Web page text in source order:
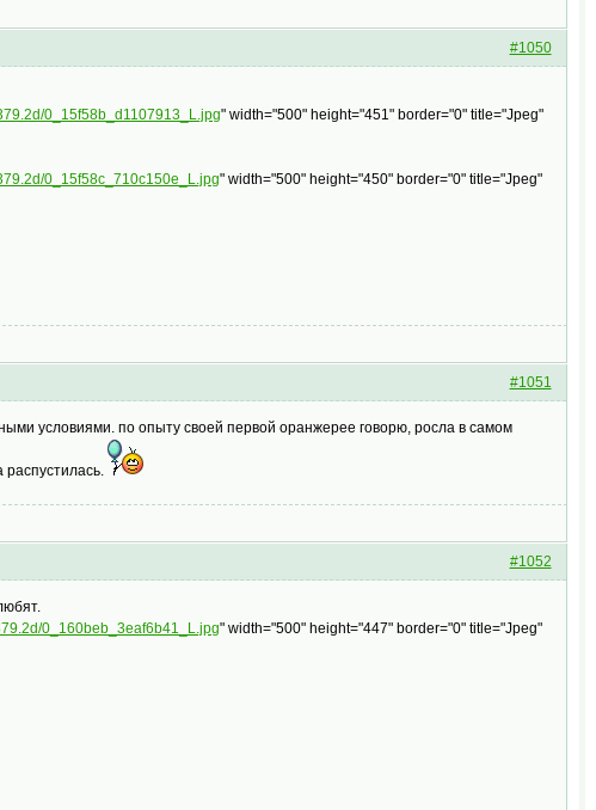
#1050
0_15f58b_d1107913_L.jpg" width="500" height="451" border="0" title="Jpeg"
0_15f58c_710c150e_L.jpg" width="500" height="450" border="0" title="Jpeg"
#1051
условиями. по опыту своей первой оранжерее говорю, росла в самом
распустилась.
#1052
0_160beb_3eaf6b41_L.jpg" width="500" height="447" border="0" title="Jpeg"